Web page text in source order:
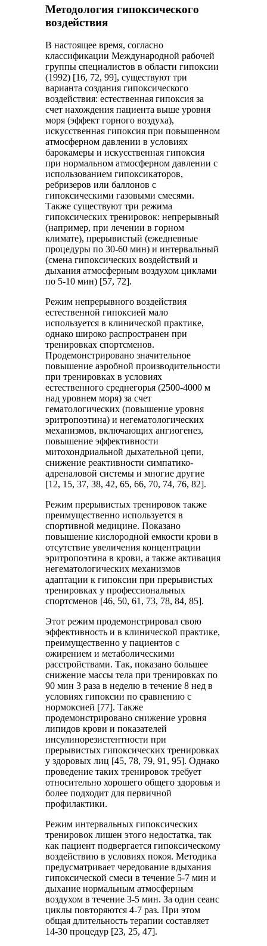
Методология гипоксического
воздействия
В настоящее время, согласно
классификации Международной рабочей
группы специалистов в области гипоксии
(1992) [16, 72, 99], существуют три
варианта создания гипоксического
воздействия: естественная гипоксия за
счет нахождения пациента выше уровня
моря (эффект горного воздуха),
искусственная гипоксия при повышенном
атмосферном давлении в условиях
барокамеры и искусственная гипоксия
при нормальном атмосферном давлении с
использованием гипоксикаторов,
ребризеров или баллонов с
гипоксическими газовыми смесями.
Также существуют три режима
гипоксических тренировок: непрерывный
(например, при лечении в горном
климате), прерывистый (ежедневные
процедуры по 30-60 мин) и интервальный
(смена гипоксических воздействий и
дыхания атмосферным воздухом циклами
по 5-10 мин) [57, 72].
Режим непрерывного воздействия
естественной гипоксией мало
используется в клинической практике,
однако широко распространен при
тренировках спорт­сменов.
Продемонстрировано значительное
повышение ­аэробной производительности
при тренировках в условиях
естественного среднегорья (2500-4000 м
над уровнем моря) за счет
гематологических (повышение уровня
эритропоэтина) и негематологических
механизмов, включающих ангиогенез,
повышение эффективности
митохондриальной дыхательной цепи,
снижение реактивности симпатико-
адреналовой системы и многие другие
[12, 15, 37, 38, 42, 65, 66, 70, 74, 76, 82].
Режим прерывистых тренировок также
преимущественно используется в
спортивной медицине. Показано
повышение кислородной емкости крови в
отсутствие увеличения концентрации
эритропоэтина в крови, а также активация
негематологических механизмов
адаптации к гипоксии при прерывистых
тренировках у профессиональных
спортсменов [46, 50, 61, 73, 78, 84, 85].
Этот режим продемонстрировал свою
эффективность и в клинической практике,
преимущественно у пациентов с
ожирением и метаболическими
расстройствами. Так, показано большее
снижение массы тела при тренировках по
90 мин 3 раза в неделю в течение 8 нед в
условиях гипоксии по сравнению с
нормоксией [77]. Также
продемонстрировано снижение уровня
липидов крови и показателей
инсулинорезистентности при
прерывистых гипоксических тренировках
у здоровых лиц [45, 78, 79, 91, 95]. Однако
проведение таких тренировок требует
относительно хорошего общего здоровья и
более подходит для первичной
профилактики.
Режим интервальных гипоксических
тренировок лишен этого недостатка, так
как пациент подвергается гипоксическому
воздействию в условиях покоя. Методика
предусматривает чередование вдыхания
гипоксической смеси в течение 5-7 мин и
дыхание нормальным атмосферным
воздухом в течение 3-5 мин. За один сеанс
циклы повторяются 4-7 раз. При этом
общая длительность терапии составляет
14-30 процедур [23, 25, 47].